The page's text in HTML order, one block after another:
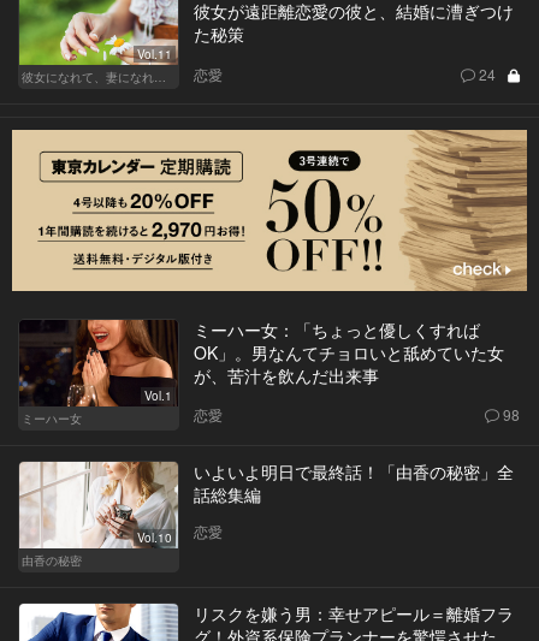
Vol.11
彼女になれて、妻になれない
彼女が遠距離恋愛の彼と、結婚に漕ぎつけ
た秘策
恋愛 24
Vol.1
ミーハー女
ミーハー女：「ちょっと優しくすれば
OK」。男なんてチョロいと舐めていた女
が、苦汁を飲んだ出来事
恋愛 98
Vol.10
由香の秘密
いよいよ明日で最終話！「由香の秘密」全
話総集編
恋愛
リスクを嫌う男：幸せアピール＝離婚フラ
グ！外資系保険プランナーを驚愕させた、